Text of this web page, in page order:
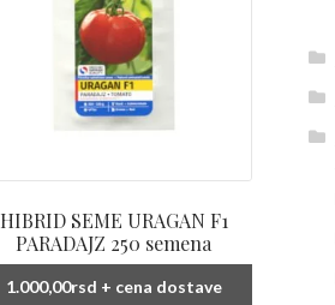
HIBRID SEME URAGAN F1
PARADAJZ 250 semena
1.000,00rsd + cena dostave